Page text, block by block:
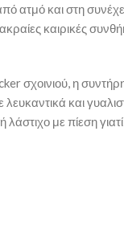
από ατμό και στη
καιρικές
σχοινιού, η
και
με πίεση